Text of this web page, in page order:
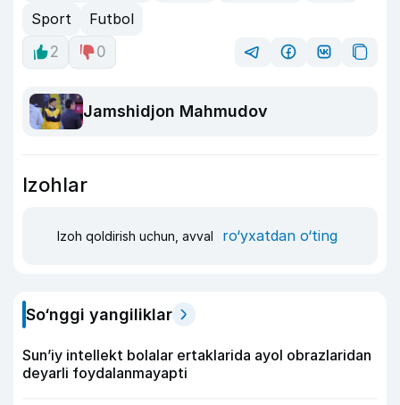
Sport
Futbol
2
0
Jamshidjon Mahmudov
Izohlar
Izoh qoldirish uchun, avval ro‘yxatdan o‘ting
So‘nggi yangiliklar
Sun’iy intellekt bolalar ertaklarida ayol obrazlaridan
deyarli foydalanmayapti